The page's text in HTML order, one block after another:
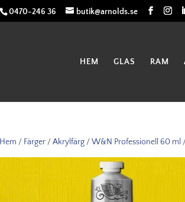
0470-246 36 butik@arnolds.se
HEM GLAS RAM
Hem / Färger /Akrylfärg /W&N Professionell 60 ml